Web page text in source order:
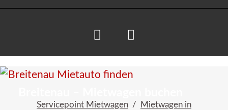
Servicepoint Mietwagen
Mietwagen in